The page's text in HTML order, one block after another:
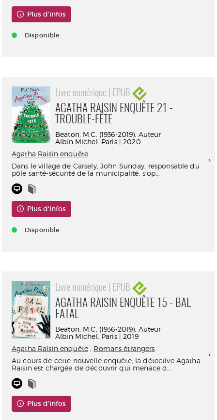
Plus d'infos
Disponible
Livre numérique | EPUB
AGATHA RAISIN ENQUÊTE 21 -
TROUBLE-FÊTE
Beaton, M.C. (1936-2019). Auteur
Albin Michel. Paris | 2020
Agatha Raisin enquête
Dans le village de Carsely, John Sunday, responsable du
pôle santé-sécurité de la municipalité, s'op...
Plus d'infos
Disponible
Livre numérique | EPUB
AGATHA RAISIN ENQUÊTE 15 - BAL
FATAL
Beaton, M.C. (1936-2019). Auteur
Albin Michel. Paris | 2019
Agatha Raisin enquête; Romans étrangers
Au cours de cette nouvelle enquête, la détective Agatha
Raisin est chargée de découvrir qui menace d...
Plus d'infos